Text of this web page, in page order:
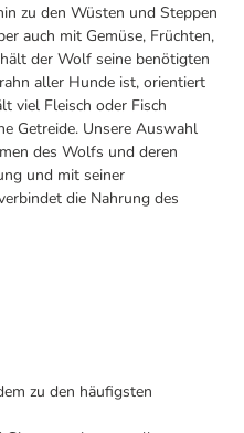
zu den Wüsten und Steppen
auch mit Gemüse, Früchten,
der Wolf seine benötigten
aller Hunde ist, orientiert
viel Fleisch oder Fisch
Getreide. Unsere Auswahl
des Wolfs und deren
und mit seiner
die Nahrung des
zu den häufigsten